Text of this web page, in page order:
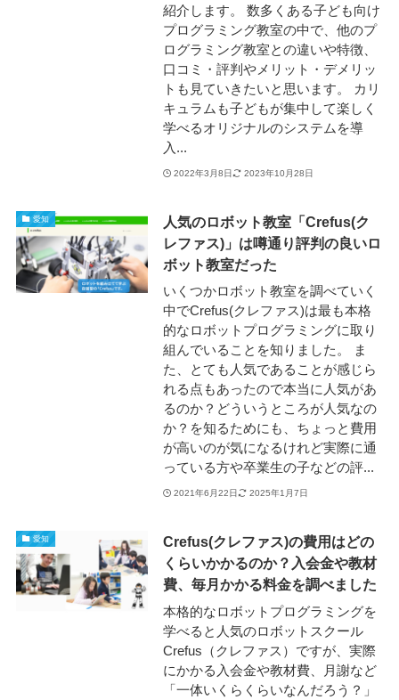
紹介します。 数多くある子ども向け
プログラミング教室の中で、他のプ
ログラミング教室との違いや特徴、
口コミ・評判やメリット・デメリッ
トも見ていきたいと思います。 カリ
キュラムも子どもが集中して楽しく
学べるオリジナルのシステムを導
入...
2022年3月8日 2023年10月28日
愛知
人気のロボット教室「Crefus(ク
レファス)」は噂通り評判の良いロ
ボット教室だった
いくつかロボット教室を調べていく
中でCrefus(クレファス)は最も本格
的なロボットプログラミングに取り
組んでいることを知りました。 ま
た、とても人気であることが感じら
れる点もあったので本当に人気があ
るのか？どういうところが人気なの
か？を知るためにも、ちょっと費用
が高いのが気になるけれど実際に通
っている方や卒業生の子などの評...
2021年6月22日 2025年1月7日
愛知
Crefus(クレファス)の費用はどの
くらいかかるのか？入会金や教材
費、毎月かかる料金を調べました
本格的なロボットプログラミングを
学べると人気のロボットスクール
Crefus（クレファス）ですが、実際
にかかる入会金や教材費、月謝など
「一体いくらくらいなんだろう？」